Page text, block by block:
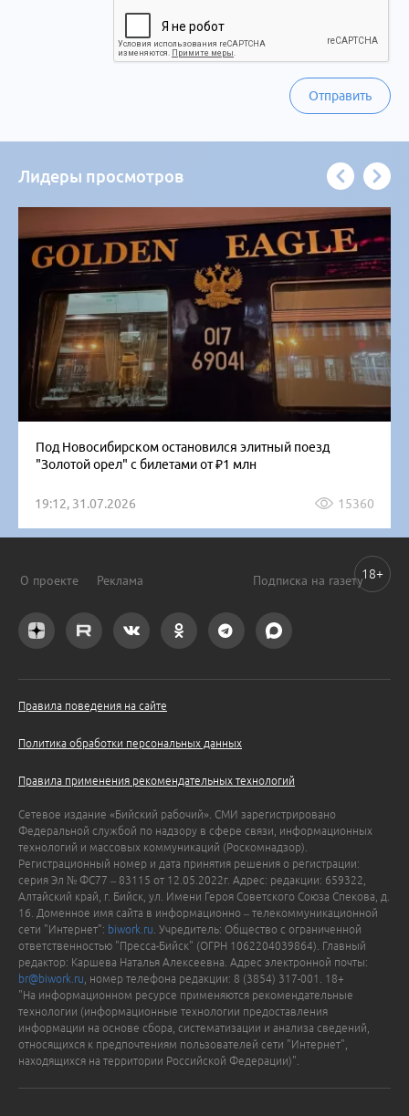
Отправить
Лидеры просмотров
Под Новосибирском остановился элитный поезд
"Золотой орел" с билетами от ₽1 млн
19:12, 31.07.2026 15360
О проекте Реклама Подписка на газету
Правила поведения на сайте
Политика обработки персональных данных
Правила применения рекомендательных технологий
Сетевое издание «Бийский рабочий». СМИ зарегистрировано
Федеральной службой по надзору в сфере связи, информационных
технологий и массовых коммуникаций (Роскомнадзор).
Регистрационный номер и дата принятия решения о регистрации:
серия Эл № ФС77 – 83115 от 12.05.2022г. Адрес: редакции: 659322,
Алтайский край, г. Бийск, ул. Имени Героя Советского Союза Спекова, д.
16. Доменное имя сайта в информационно – телекоммуникационной
сети "Интернет": biwork.ru . Учредитель: Общество с ограниченной
ответственностью "Пресса-Бийск" (ОГРН 1062204039864). Главный
редактор: Каршева Наталья Алексеевна. Адрес электронной почты:
br@biwork.ru , номер телефона редакции: 8 (3854) 317-001. 18+
"На информационном ресурсе применяются рекомендательные
технологии (информационные технологии предоставления
информации на основе сбора, систематизации и анализа сведений,
относящихся к предпочтениям пользователей сети "Интернет",
находящихся на территории Российской Федерации)".
18+